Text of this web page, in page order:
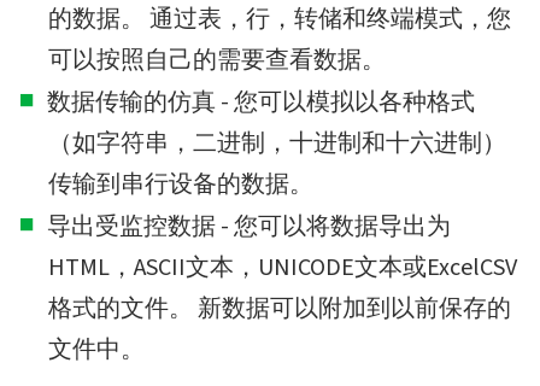
的数据。 通过表，行，转储和终端模式，您
可以按照自己的需要查看数据。
数据传输的仿真 - 您可以模拟以各种格式
（如字符串，二进制，十进制和十六进制）
传输到串行设备的数据。
导出受监控数据 - 您可以将数据导出为
HTML，ASCII文本，UNICODE文本或ExсelCSV
格式的文件。 新数据可以附加到以前保存的
文件中。